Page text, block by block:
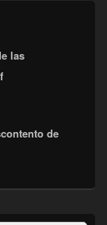
las
de